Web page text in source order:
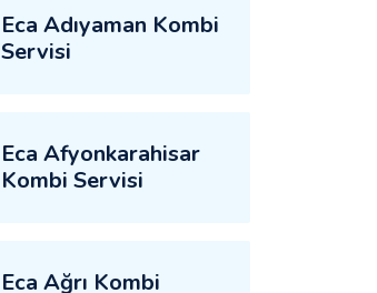
Eca Adıyaman Kombi
Servisi
Eca Afyonkarahisar
Kombi Servisi
Eca Ağrı Kombi